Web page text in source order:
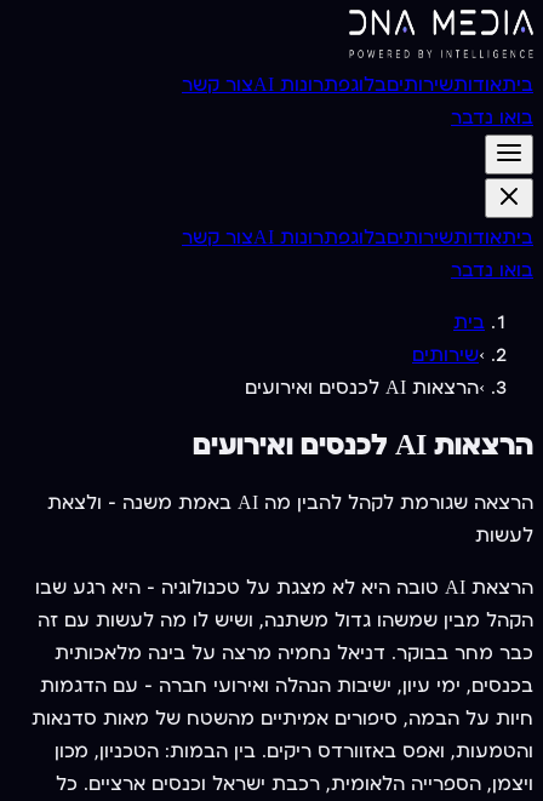
ביתאודותשירותיםבלוגפתרונות AI
צור קשר
בואו נדבר
ביתאודותשירותיםבלוגפתרונות AI
צור קשר
בואו נדבר
בית
›שירותים
›הרצאות AI לכנסים ואירועים
הרצאות AI לכנסים ואירועים
הרצאה שגורמת לקהל להבין מה AI באמת משנה — ולצאת
לעשות
הרצאת AI טובה היא לא מצגת על טכנולוגיה — היא רגע שבו
הקהל מבין שמשהו גדול משתנה, ושיש לו מה לעשות עם זה
כבר מחר בבוקר. דניאל נחמיה מרצה על בינה מלאכותית
בכנסים, ימי עיון, ישיבות הנהלה ואירועי חברה — עם הדגמות
חיות על הבמה, סיפורים אמיתיים מהשטח של מאות סדנאות
והטמעות, ואפס באזוורדס ריקים. בין הבמות: הטכניון, מכון
ויצמן, הספרייה הלאומית, רכבת ישראל וכנסים ארציים. כל